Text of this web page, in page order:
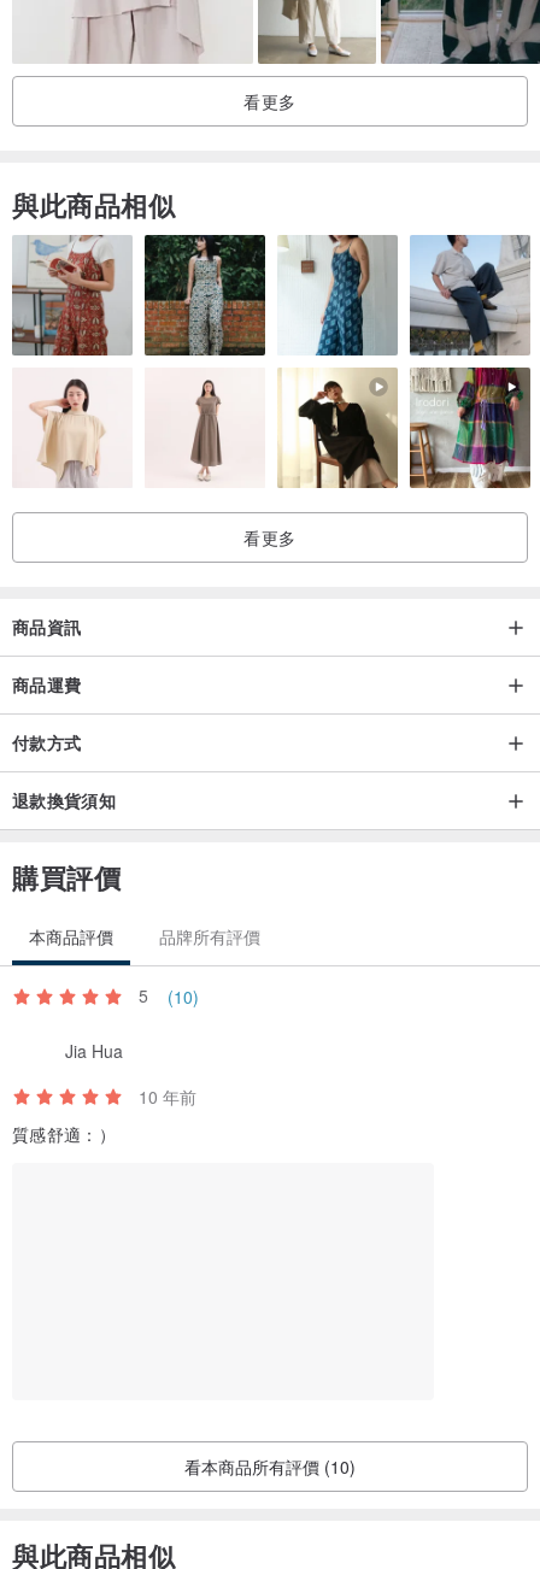
Model 身高:180cm / 體重:73kg [L號著用]
產地/製造方式
看更多
與此商品相似
看更多
商品資訊
商品運費
付款方式
退款換貨須知
購買評價
本商品評價 品牌所有評價
5 (10)
Jia Hua
10 年前
質感舒適：）
看本商品所有評價 (10)
與此商品相似